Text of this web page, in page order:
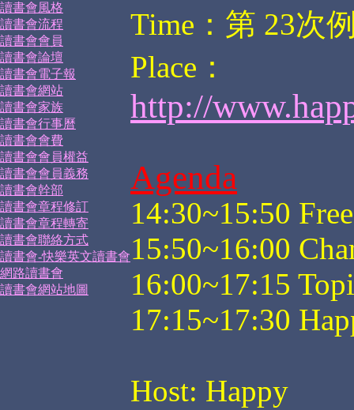
讀書會風格
讀書會流程
讀書會會員
讀書會論壇
讀書會電子報
讀書會網站
讀書會家族
讀書會行事曆
讀書會會費
讀書會會員權益
讀書會會員義務
讀書會幹部
讀書會章程修訂
讀書會章程轉寄
讀書會聯絡方式
讀書會-快樂英文讀書會
網路讀書會
讀書會網站地圖
Time：第 23次
Place：
http://
Agenda
14:30~15:50
15:50~16:00
16:00~17:15
17:15~17:30
Host: Happy